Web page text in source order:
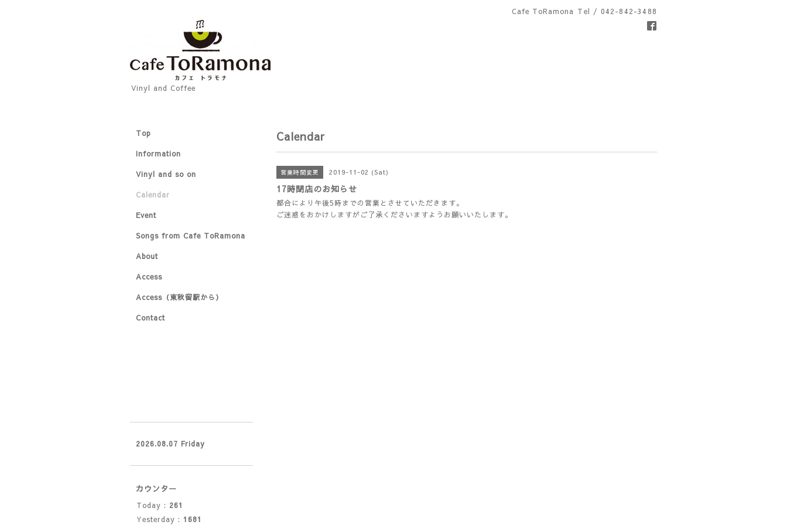
Cafe ToRamona Tel / 042-842-3488
Vinyl and Coffee
Calendar
営業時間変更 2019-11-02 (Sat)
17時閉店のお知らせ
都合により午後5時までの営業とさせていただきます。
ご迷惑をおかけしますがご了承くださいますようお願いいたします。
Top
Information
Vinyl and so on
Calendar
Event
Songs from Cafe ToRamona
About
Access
Access（東秋留駅から）
Contact
2026.08.07 Friday
カウンター
Today : 261
Yesterday : 1681